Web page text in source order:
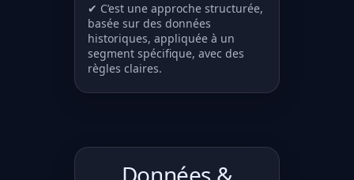
✔ C’est une approche structurée,
basée sur des données
historiques, appliquée à un
segment spécifique, avec des
règles claires.